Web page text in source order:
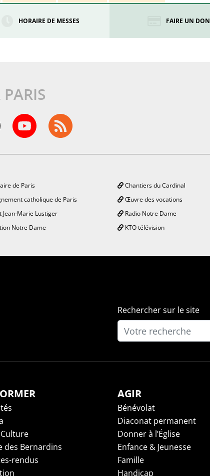
HORAIRE DE MESSES FAIRE UN DON
de Paris
catholique de Paris
Marie Lustiger
Notre Dame
Chantiers du Cardinal
Œuvre des vocations
Radio Notre Dame
KTO télévision
Rechercher sur le site
des Bernardins
rendus
AGIR
Bénévolat
Diaconat permanent
Donner à l’Église
Enfance & Jeunesse
Famille
Handicap